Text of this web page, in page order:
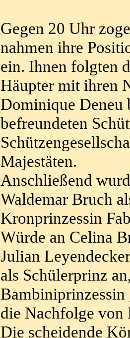
Gegen 20 Uhr
nahmen ihre
ein. Ihnen folgten
Häupter mit ihren
Dominique Deneu
befreundeten
Majestäten.
Anschließend
Waldemar Bruch
Kronprinzessin
Würde an Celina
Julian
als Schülerprinz
die Nachfolge von
Die scheidende